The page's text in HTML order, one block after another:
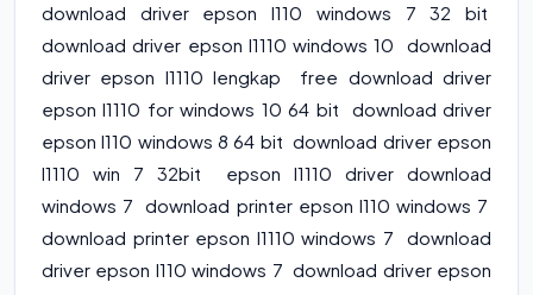
download driver epson l110 windows 7 32 bit
download driver epson l1110 windows 10 download
driver epson l1110 lengkap free download driver
epson l1110 for windows 10 64 bit download driver
epson l110 windows 8 64 bit download driver epson
l1110 win 7 32bit epson l1110 driver download
windows 7 download printer epson l110 windows 7
download printer epson l1110 windows 7 download
driver epson l110 windows 7 download driver epson